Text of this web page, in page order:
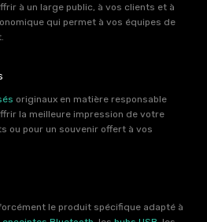
à un large public, à vos clients et à
qui permet à vos équipes de
originaux en matière responsable
la meilleure impression de votre
ou pour un souvenir offert à vos
le produit spécifique adapté à